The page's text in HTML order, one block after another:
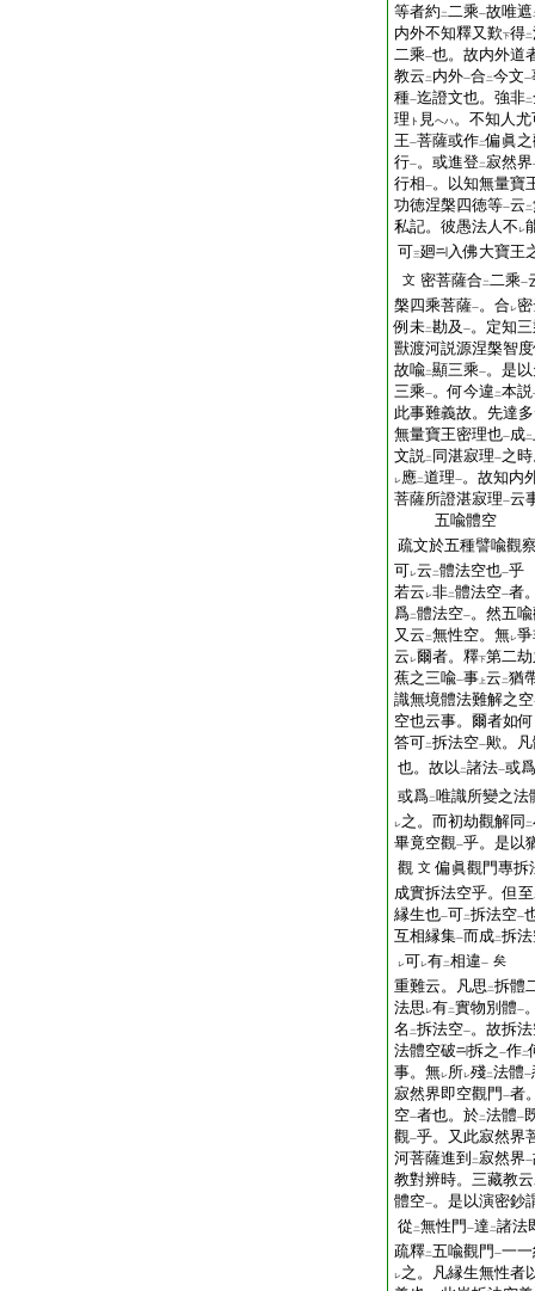
等者約 二二乘一故唯遮
内外不知釋又歎下得二
二乘一也。故内外道
教云 二 内外一合二今文一
種一迄證文也。強非二
理 ト 見ヘハ。不知人尤
王一菩薩或作二偏眞
行一。或進登二寂然界
行相一。以知無量寶
功徳涅槃四徳等一云 二
私記。彼愚法人不 レ
可三廻 入佛大寶王
文 密菩薩合二二乘一
槃四乘菩薩一。合レ
例未二勘及 一。定知
獸渡河説源涅槃智
故喩二顯三乘一。是
三乘一。何今違 二本説
此事難義故。先達
無量寶王密理也一成二
文説二 同湛寂理一之
レ應二道理一。故知内
菩薩所證湛寂理一云
五喩體空
疏文於五種譬喩觀
可レ云 二體法空也一乎
若云 レ非二體法空一者
爲二體法空一。然五
又云 二無性空。無レ
云 レ爾者。釋下第二
蕉之三喩一事 上云 二猶
識無境體法難解之空
空也云事。爾者如何
答可二拆法空一歟。
也。故以 二諸法一或爲
或爲二唯識所變之法
レ之。而初劫觀解同 二
畢竟空觀一乎。是以
觀 文 偏眞觀門專拆
成實拆法空乎。但至
縁生也一可二拆法空一
互相縁集一而成二拆
レ可レ有二相違一 矣
重難云。凡思 二拆體
法思 レ有二實物別體一
名 二拆法空一。故拆
法體空破
拆之 一作二
事。無レ所レ殘二法體一
寂然界即空觀門 一者
空一者也。於二法體一
觀一乎。又此寂然界
河菩薩進到
二寂然界一
教對辨時。三藏教云
體空一。是以演密鈔
從 二無性門 一達 二諸法
疏釋二五喩觀門 一一
レ之。凡縁生無性者